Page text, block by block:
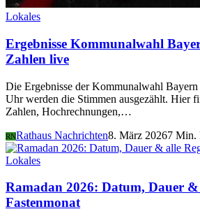
Lokales
Ergebnisse Kommunalwahl
Zahlen live
Die Ergebnisse der Kommunalwahl
Uhr werden die Stimmen ausgezählt. Hier
Zahlen, Hochrechnungen,…
RNRathaus Nachrichten8. März 20267 Min.
Lokales
Ramadan 2026: Datum, Dauer &
Fastenmonat